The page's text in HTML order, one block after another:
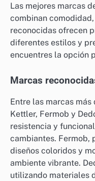
Las mejores marcas
combinan
reconocidas ofrecen
diferentes estilos y
encuentres la opción
Marcas
Entre las marcas
Kettler, Fermob y
resistencia y
cambiantes. Fermob,
diseños coloridos y
ambiente vibrante.
utilizando materiales